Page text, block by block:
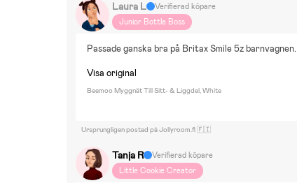
Laura L
Verifierad köpare
Junior Bottle Boss
Passade ganska bra på Britax Smile 5z barnvagnen.
Visa original
Beemoo Myggnät Till Sitt- & Liggdel, White
Ursprungligen postad på Jollyroom.fi 🇫🇮
Tanja R
Verifierad köpare
Little Cookie Creator